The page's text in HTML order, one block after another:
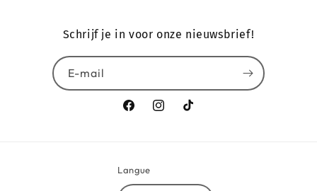
Schrijf je in voor onze nieuwsbrief!
E-mail
FacebookInstagramTikTok
Langue